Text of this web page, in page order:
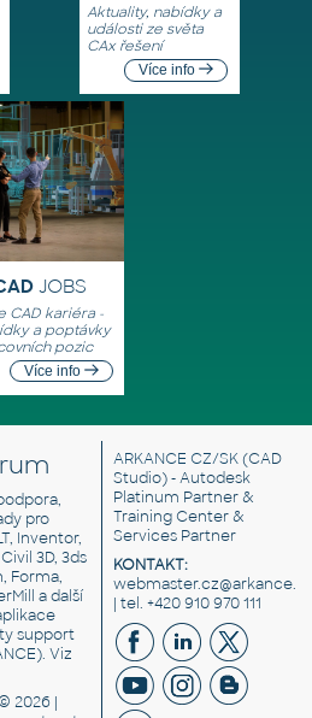
Aktuality, nabídky a
události ze světa
CAx řešení
Více info
JOBS
CAD kariéra -
a poptávky
pozic
Více info
pro
Inventor,
3D, 3ds
Forma,
a další
support
Viz
2026 |
ARKANCE CZ/SK(CAD
Studio) - Autodesk
Platinum Partner &
Training Center &
Services Partner
KONTAKT:
| tel. +420 910 970 111